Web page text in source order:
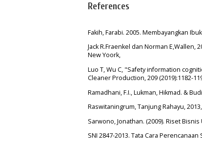
References
Fakih, Farabi. 2005. Membayangkan
Jack R.Fraenkel dan Norman E,Wallen,
New Yoork,
Luo T, Wu C, "Safety information
Cleaner Production, 209 (2019):1182-
Ramadhani, F.I., Lukman, Hikmad. &
Raswitaningrum, Tanjung Rahayu,
Sarwono, Jonathan. (2009). Riset
SNI 2847-2013. Tata Cara